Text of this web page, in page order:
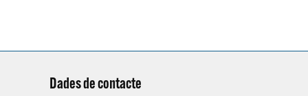
Dades de contacte